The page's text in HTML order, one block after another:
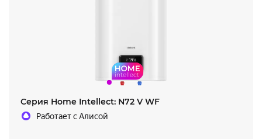
Серия Home Intellect: N72 V WF
Работает с Алисой